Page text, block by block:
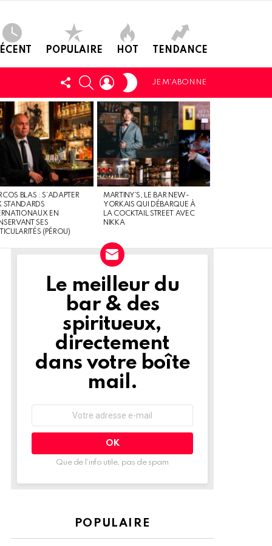
POPULAIRE HOT TENDANCE
SUIVEZ-
NOUS
CHERCHER
LOGIN
JE M’ABONNE
BLAS : S’ADAPTER
STANDARDS
EN
SES
(PÉROU)
MARTINY’S, LE BAR NEW-
YORKAIS QUI DÉBARQUE À
LA COCKTAIL STREET AVEC
NIKKA
NEWSLETTER
Le meilleur du
bar & des
spiritueux,
directement
dans votre boîte
mail.
mail
Que de l’info utile, pas de spam
POPULAIRE